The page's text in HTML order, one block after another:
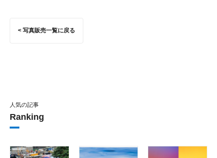
< 写真販売一覧に戻る
人気の記事
Ranking